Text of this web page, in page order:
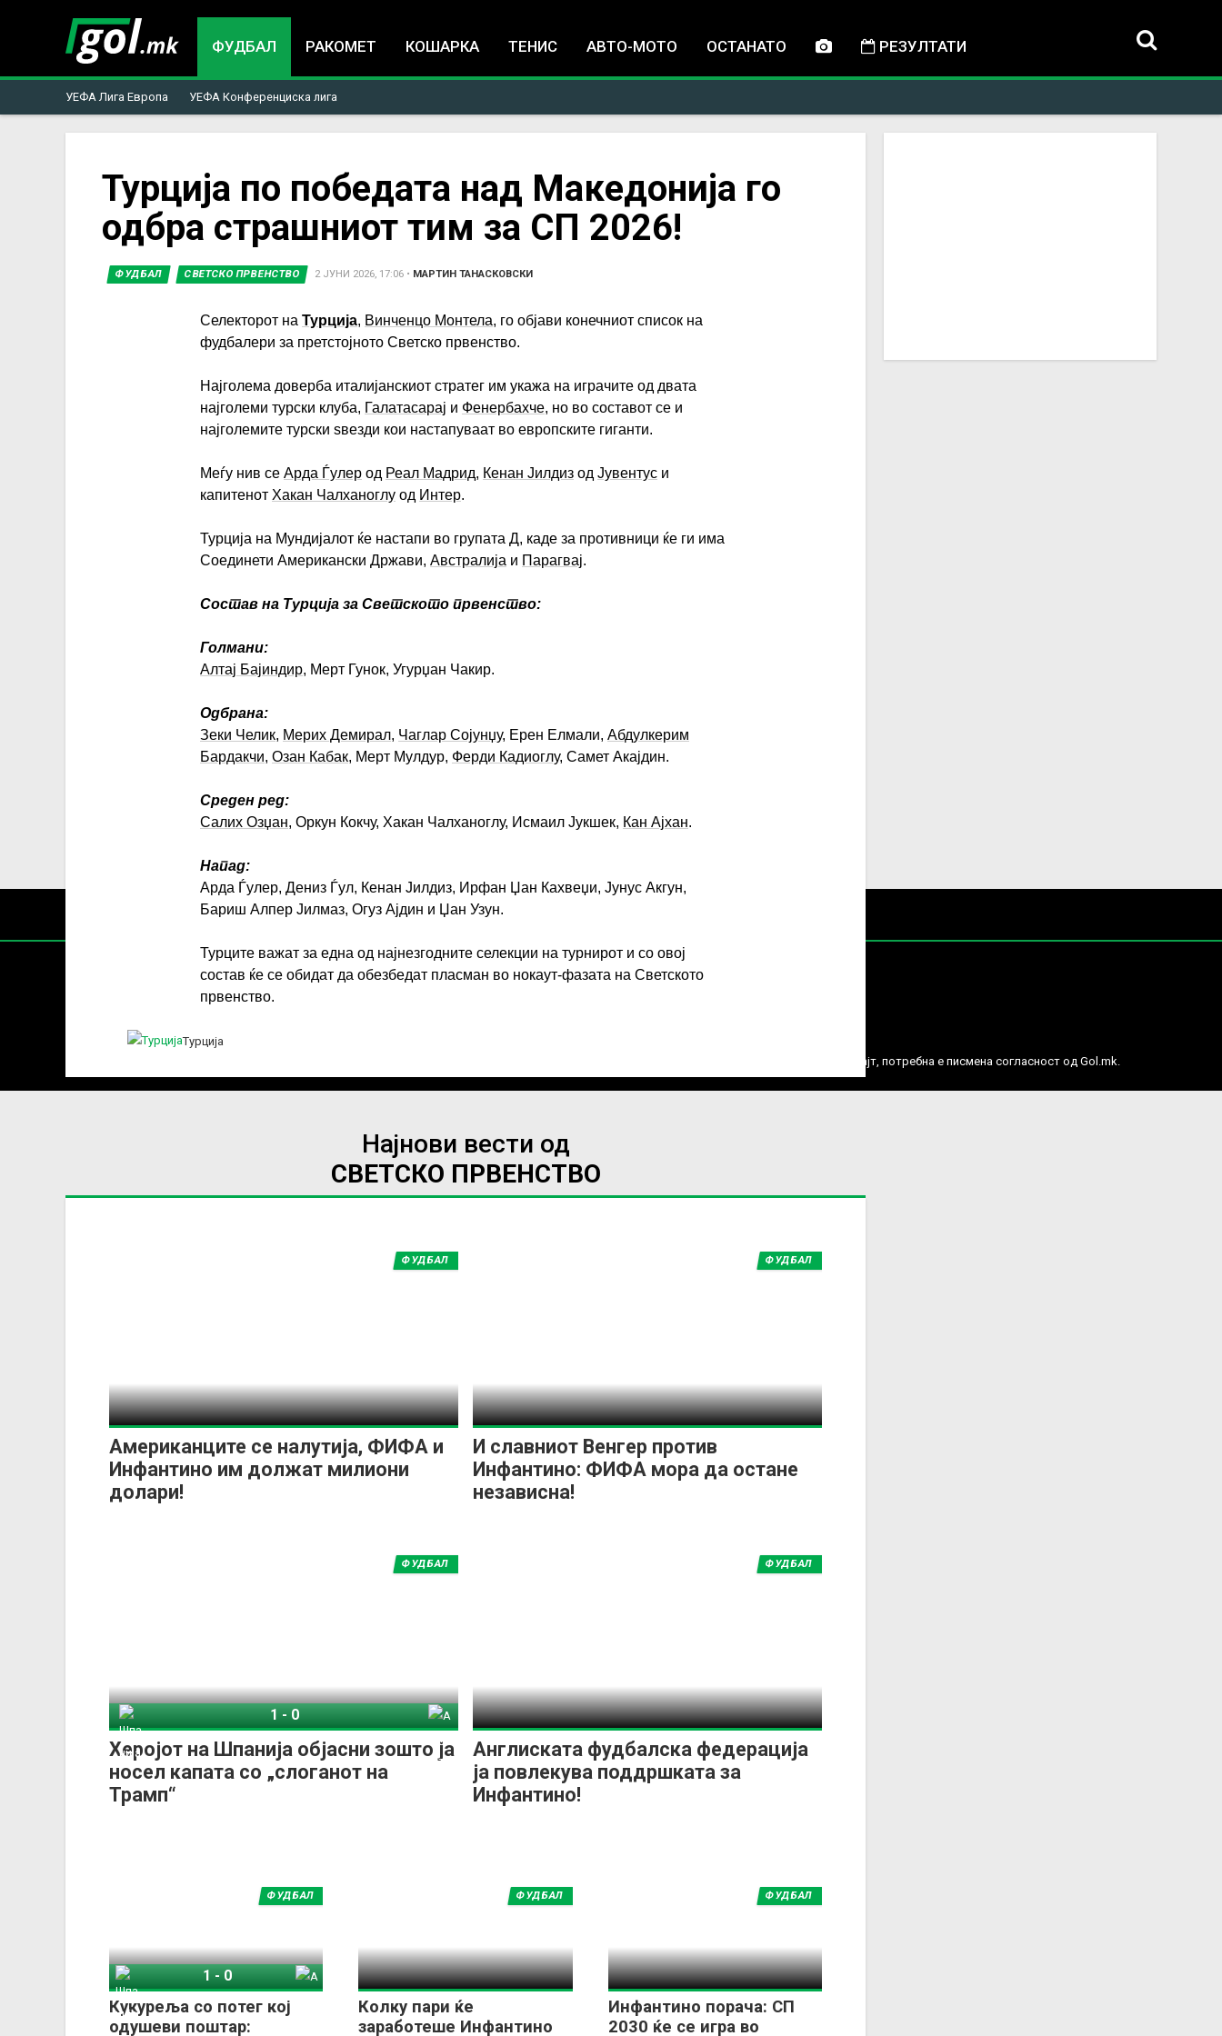
ФУДБАЛ РАКОМЕТ КОШАРКА ТЕНИС АВТО-МОТО ОСТАНАТО РЕЗУЛТАТИ
УЕФА Лига Европа УЕФА Конференциска лига
You
here
Турција по победата над Македонија го
одбра страшниот тим за СП 2026!
ФУДБАЛ СВЕТСКО ПРВЕНСТВО 2 ЈУНИ 2026, 17:06• МАРТИН ТАНАСКОВСКИ
Селекторот на Турција, Винченцо Монтела, го објави конечниот список на
фудбалери за претстојното Светско првенство.
Најголема доверба италијанскиот стратег им укажа на играчите од двата
најголеми турски клуба, Галатасарај и Фенербахче, но во составот се и
најголемите турски ѕвезди кои настапуваат во европските гиганти.
Меѓу нив се Арда Ѓулер од Реал Мадрид, Кенан Јилдиз од Јувентус и
капитенот Хакан Чалханоглу од Интер.
Турција на Мундијалот ќе настапи во групата Д, каде за противници ќе ги има
Соединети Американски Држави, Австралија и Парагвај.
Состав на Турција за Светското првенство:
Голмани:
Алтај Бајиндир, Мерт Гунок, Угурџан Чакир.
Одбрана:
Зеки Челик, Мерих Демирал, Чаглар Сојунџу, Ерен Елмали, Абдулкерим
Бардакчи, Озан Кабак, Мерт Мулдур, Ферди Кадиоглу, Самет Акајдин.
Среден ред:
Салих Озџан, Оркун Кокчу, Хакан Чалханоглу, Исмаил Јукшек, Кан Ајхан.
Напад:
Арда Ѓулер, Дениз Ѓул, Кенан Јилдиз, Ирфан Џан Кахвеџи, Јунус Акгун,
Бариш Алпер Јилмаз, Огуз Ајдин и Џан Узун.
Турците важат за една од најнезгодните селекции на турнирот и со овој
состав ќе се обидат да обезбедат пласман во нокаут-фазата на Светското
првенство.
Турција
Најнови вести од
СВЕТСКО ПРВЕНСТВО
Американците се налутија, ФИФА и
Инфантино им должат милиони
долари!
ФУДБАЛ
И славниот Венгер против
Инфантино: ФИФА мора да остане
независна!
ФУДБАЛ
Херојот на Шпанија објасни зошто ја
носел капата со „слоганот на
Трамп“
ФУДБАЛ
1-0
Англиската фудбалска федерација
ја повлекува поддршката за
Инфантино!
ФУДБАЛ
Кукуреља со потег кој
одушеви поштар:
ФУДБАЛ
1-0
Колку пари ќе
заработеше Инфантино
ФУДБАЛ
Инфантино порача: СП
2030 ќе се игра во
ФУДБАЛ
ИМПРЕСУМ
© 2016-2026 Gol.mk
За секоја форма на распространување, репродукција или комерцијална употреба на текстови, фотографии или податоци од овој веб сајт, потребна е писмена согласност од Gol.mk.